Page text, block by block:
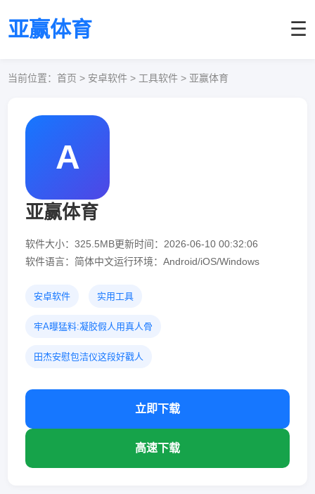
亚赢体育 ☰
当前位置：首页 > 安卓软件 > 工具软件 > 亚赢体育
A
亚赢体育
软件大小：325.5MB更新时间：2026-06-10 00:32:06
软件语言：简体中文运行环境：Android/iOS/Windows
安卓软件 实用工具
牢A曝猛料:凝胶假人用真人骨
田杰安慰包洁仪这段好戳人
立即下载
高速下载